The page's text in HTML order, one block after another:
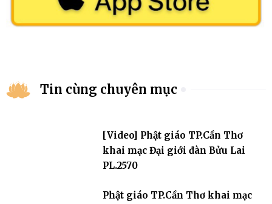
Tin cùng chuyên mục
[Video] Phật giáo TP.Cần Thơ
khai mạc Đại giới đàn Bửu Lai
PL.2570
Phật giáo TP.Cần Thơ khai mạc